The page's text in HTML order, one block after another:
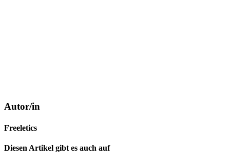
Autor/in
Freeletics
Diesen Artikel gibt es auch auf